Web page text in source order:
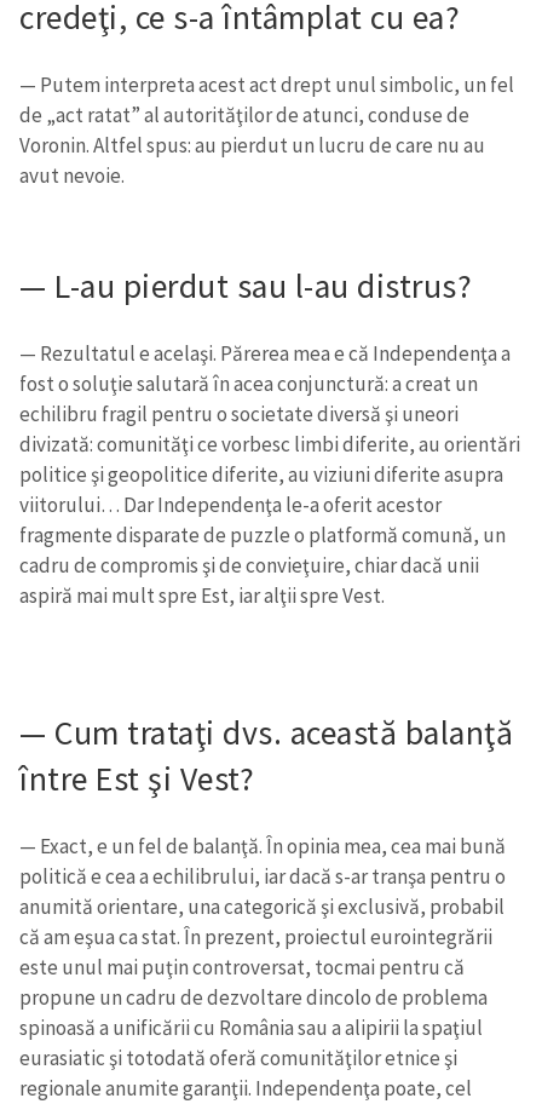
Trimite o informație
Despre ZdG
in English
на русском
credeţi, ce s-a întâmplat cu ea?
— Putem interpreta acest act drept unul simbolic, un fel
de „act ratat” al autorităţilor de atunci, conduse de
Voronin. Altfel spus: au pierdut un lucru de care nu au
avut nevoie.
— L-au pierdut sau l-au distrus?
— Rezultatul e acelaşi. Părerea mea e că Independenţa a
fost o soluţie salutară în acea conjunctură: a creat un
echilibru fragil pentru o societate diversă şi uneori
divizată: comunităţi ce vorbesc limbi diferite, au orientări
politice şi geopolitice diferite, au viziuni diferite asupra
viitorului… Dar Independenţa le-a oferit acestor
fragmente disparate de puzzle o platformă comună, un
cadru de compromis şi de convieţuire, chiar dacă unii
aspiră mai mult spre Est, iar alţii spre Vest.
— Cum trataţi dvs. această balanţă
între Est şi Vest?
— Exact, e un fel de balanţă. În opinia mea, cea mai bună
politică e cea a echilibrului, iar dacă s-ar tranşa pentru o
anumită orientare, una categorică şi exclusivă, probabil
că am eşua ca stat. În prezent, proiectul eurointegrării
este unul mai puţin controversat, tocmai pentru că
propune un cadru de dezvoltare dincolo de problema
spinoasă a unificării cu România sau a alipirii la spaţiul
eurasiatic şi totodată oferă comunităţilor etnice şi
regionale anumite garanţii. Independenţa poate, cel